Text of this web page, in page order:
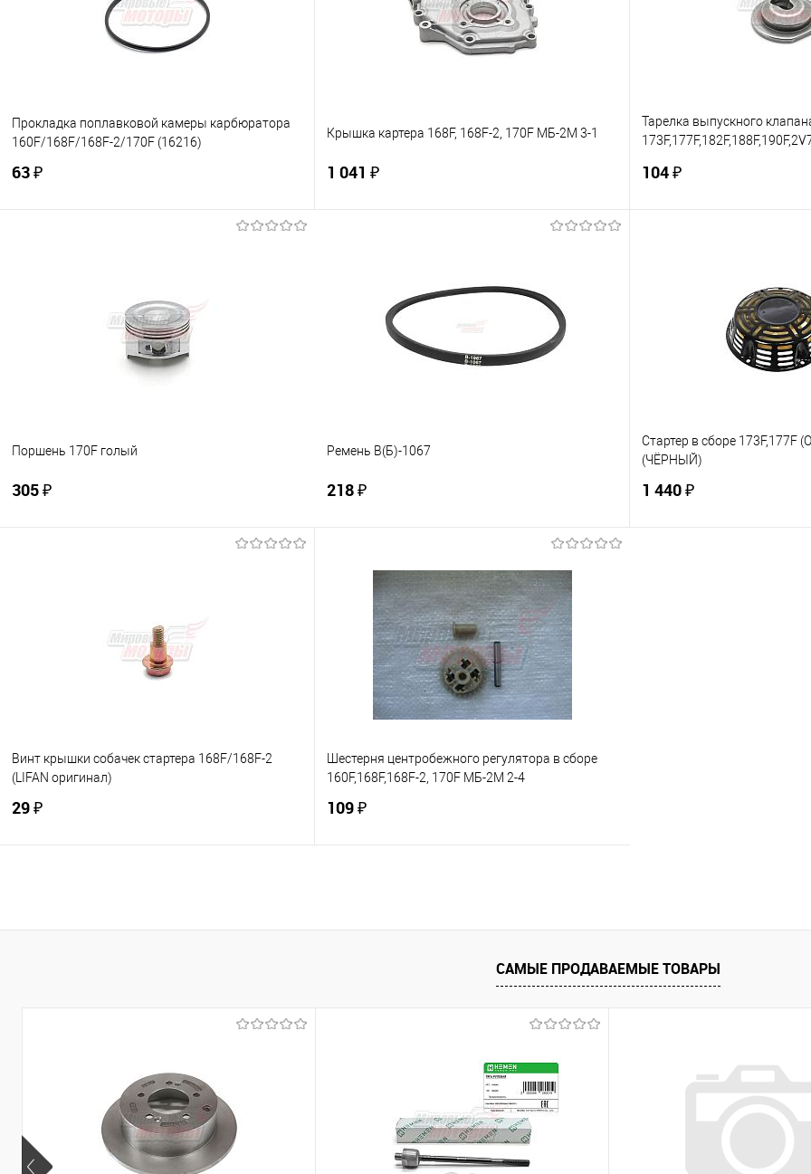
Прокладка поплавковой камеры карбюратора
160F/168F/168F-2/170F (16216)
63 ₽
В наличии
Крышка картера 168F, 168F-2, 170F МБ-2М 3-1
1 041 ₽
Купить в 1 клик
К сравнению
В избранное
В наличии
Тарелка выпускного
104 ₽
Купить в 1 клик
Поршень 170F голый
305 ₽
В наличии
Ремень B(Б)-1067
218 ₽
Купить в 1 клик
К сравнению
В избранное
В наличии
Стартер в сборе 173F,177F
(ЧЁРНЫЙ)
1 440 ₽
Винт крышки собачек стартера 168F/168F-2
(LIFAN оригинал)
29 ₽
Купить в 1 клик
К сравнению
Шестерня центробежного регулятора в сборе
160F,168F,168F-2, 170F МБ-2М 2-4
109 ₽
Купить в 1 клик
К сравнению
В наличии
САМЫЕ ПРОДАВАЕМЫЕ ТОВАРЫ